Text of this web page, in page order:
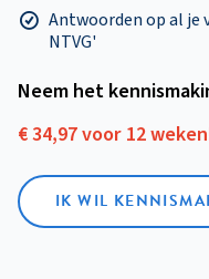
Antwoorden op al je
NTVG'
Neem het
€ 34,97 voor 12
IK WIL